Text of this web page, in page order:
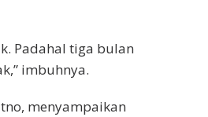
Padahal tiga bulan
imbuhnya.
menyampaikan